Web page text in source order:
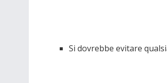
Si dovrebbe evitare